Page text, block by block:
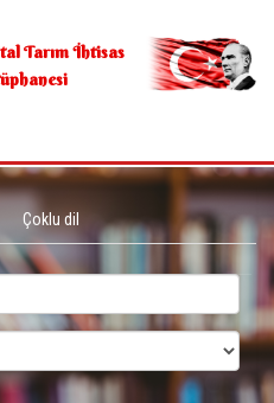
Tarım İhtisas
Çoklu dil